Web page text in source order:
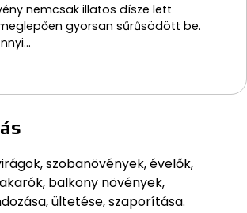
nemcsak illatos dísze lett
gyorsan sűrűsödött be.
szobanövények, évelők,
balkony növények,
ültetése, szaporítása.